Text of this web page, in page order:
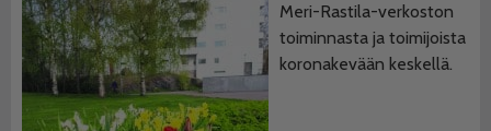
Meri-Rastila-verkoston
toiminnasta ja toimijoista
koronakevään keskellä.